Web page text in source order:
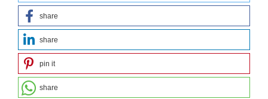
share
share
pin it
share